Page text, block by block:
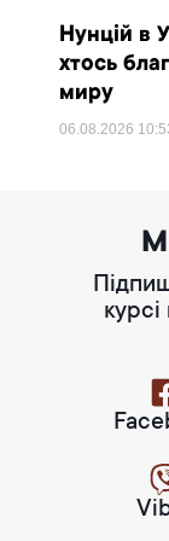
Нунцій в
хтось
миру
06.08.2026
курсі